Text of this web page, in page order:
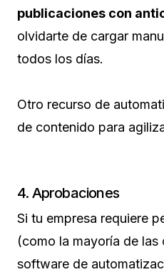
publicaciones con
olvidarte de cargar
todos los días.
Otro recurso de
de contenido para
4. Aprobaciones
Si tu empresa requiere
(como la mayoría de las
software de